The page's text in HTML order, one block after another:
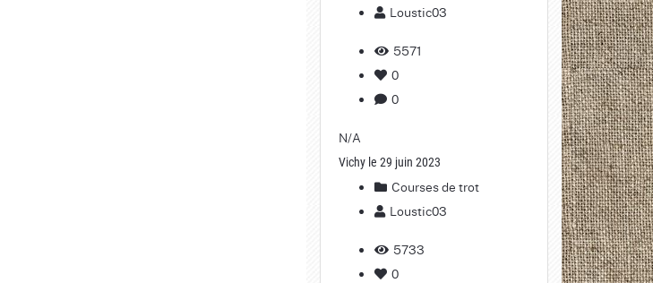
Loustic03
5571
0
0
N/A
Vichy le 29 juin 2023
Courses de trot
Loustic03
5733
0